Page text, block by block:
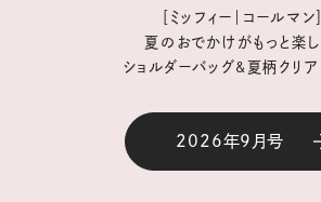
［ミッフィー｜コールマン］
夏のおでかけがもっと楽し
ショルダーバッグ&夏柄クリ
2026年9月号